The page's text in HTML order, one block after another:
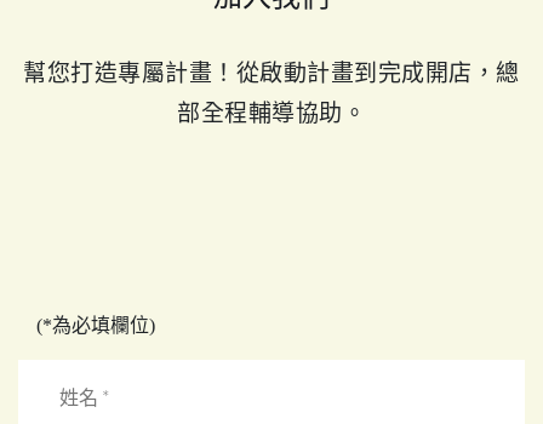
幫您打造專屬計畫！從啟動計畫到完成開店，總
部全程輔導協助。
(*為必填欄位)